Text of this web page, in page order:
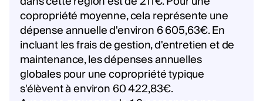
copropriété moyenne, cela représente une
dépense annuelle d'environ 6 605,63€. En
incluant les frais de gestion, d'entretien et de
maintenance, les dépenses annuelles
globales pour une copropriété typique
s'élèvent à environ 60 422,83€.